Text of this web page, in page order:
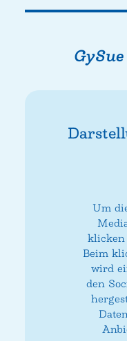
Um
klicken
Beim
wird
den